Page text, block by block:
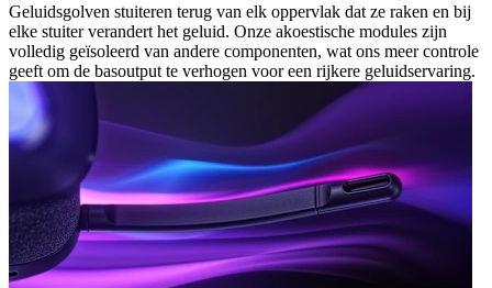
Geluidsgolven stuiteren terug van elk oppervlak dat ze raken en bij
elke stuiter verandert het geluid. Onze akoestische modules zijn
volledig geïsoleerd van andere componenten, wat ons meer controle
geeft om de basoutput te verhogen voor een rijkere geluidservaring.